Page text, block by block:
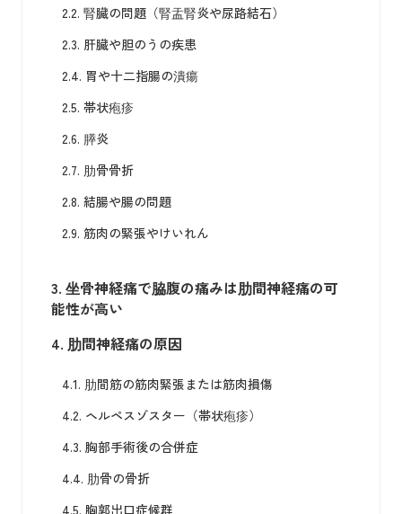
2.2. 腎臓の問題（腎盂腎炎や尿路結石）
2.3. 肝臓や胆のうの疾患
2.4. 胃や十二指腸の潰瘍
2.5. 帯状疱疹
2.6. 膵炎
2.7. 肋骨骨折
2.8. 結腸や腸の問題
2.9. 筋肉の緊張やけいれん
3. 坐骨神経痛で脇腹の痛みは肋間神経痛の可
能性が高い
4. 肋間神経痛の原因
4.1. 肋間筋の筋肉緊張または筋肉損傷
4.2. ヘルペスゾスター（帯状疱疹）
4.3. 胸部手術後の合併症
4.4. 肋骨の骨折
4.5. 胸郭出口症候群